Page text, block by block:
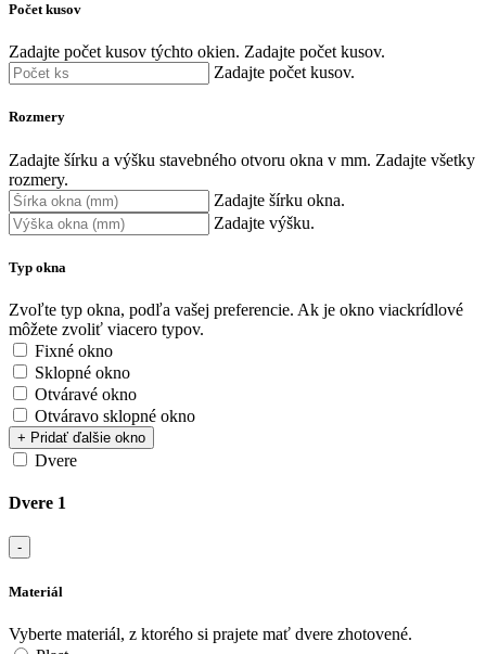
Počet kusov
Zadajte počet kusov týchto okien. Zadajte počet kusov.
Zadajte počet kusov.
Rozmery
Zadajte šírku a výšku stavebného otvoru okna v mm. Zadajte všetky
rozmery.
Zadajte šírku okna.
Zadajte výšku.
Typ okna
Zvoľte typ okna, podľa vašej preferencie. Ak je okno viackrídlové
môžete zvoliť viacero typov.
Fixné okno
Sklopné okno
Otváravé okno
Otváravo sklopné okno
+ Pridať ďalšie okno
Dvere
Dvere 1
-
Materiál
Vyberte materiál, z ktorého si prajete mať dvere zhotovené.